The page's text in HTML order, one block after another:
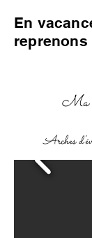
En
reprenons
Ma
Arches